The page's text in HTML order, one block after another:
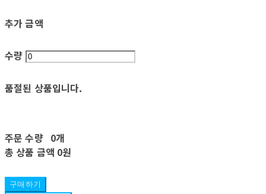
추가 금액
수량
품절된 상품입니다.
주문 수량 0개
총 상품 금액 0원
구매하기